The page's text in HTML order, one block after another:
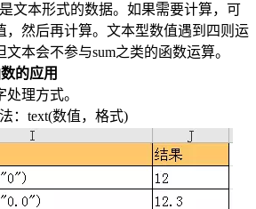
本形式的数据。如果需要计算，可
，然后再计算。文本型数值遇到四则运
本会不参与sum之类的函数运算。
的应用
理方式。
text(数值，格式)